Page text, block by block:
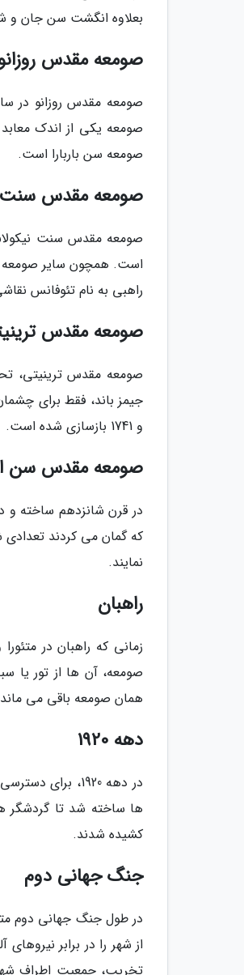
بعلاوه انگشت سن جان و
صومعه مقدس
صومعه سن باربارا است.
صومعه مقدس سنت
صومعه مقدس سنت
است. همچون سایر صومعه
راهبی به نام تئوفانس
صومعه مقدس
صومعه مقدس ترینیتی،
و 1741 بازسازی شده است.
صومعه مقدس سن
که گمان می کردند تعدادی
نمایند.
راهبان
زمانی که راهبان در
صومعه، آن ها از تور یا
همان صومعه باقی می
دهه 1920
در دهه 1920،
ها ساخته شد تا گردشگر
کشیده شدند.
جنگ جهانی دوم
در طول جنگ جهانی دوم
از شهر را در برابر
تخریب، جمعیت اطراف